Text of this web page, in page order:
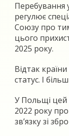
Перебування
регулює
Союзу про
цього
2025 року.
Відтак
статус. І
У Польщі цей
2022 року
зв’язку зі